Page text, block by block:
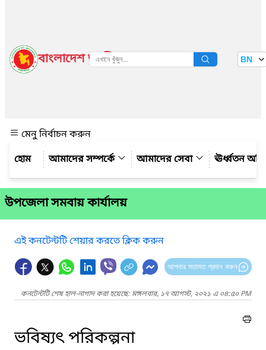
বাংলাদেশ জাতীয় তথ্য বাতায়ন BN
মেনু নির্বাচন করুন
আমাদের সম্পর্কে
আমাদের সেবা ঊর্ধ্বতন
উপজেলা সমবায় কার্যালয়
এই কনটেন্টটি শেয়ার করতে ক্লিক করুন
আপনার মতামত প্রদান করুন
কনটেন্টটি শেষ হাল-নাগাদ করা হয়েছে: মঙ্গলবার, ১৭ আগস্ট, ২০২১ এ ০৪:৫০ PM
ভবিষ্যৎ পরিকল্পনা